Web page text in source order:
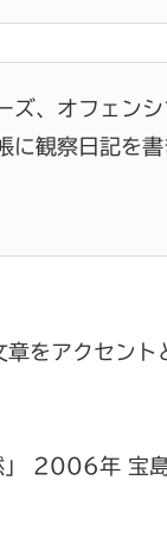
ズ、オフェン
に観察日記を
をアクセン
」 2006年 宝